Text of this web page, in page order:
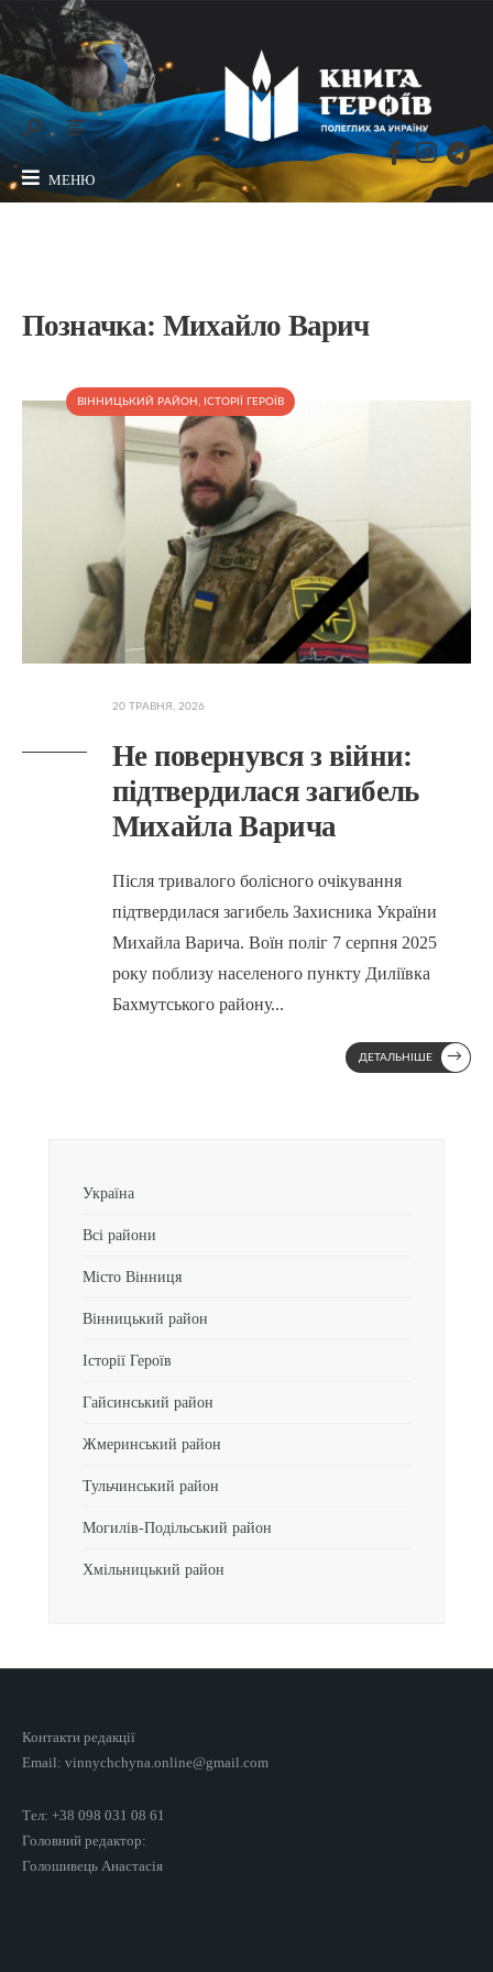
МЕНЮ
Позначка: Михайло Варич
ВІННИЦЬКИЙ РАЙОН , ІСТОРІЇ ГЕРОЇВ
20 ТРАВНЯ, 2026
Не повернувся з війни:
підтвердилася загибель
Михайла Варича
Після тривалого болісного очікування
підтвердилася загибель Захисника України
Михайла Варича. Воїн поліг 7 серпня 2025
року поблизу населеного пункту Диліївка
Бахмутського району...
ДЕТАЛЬНІШЕ →
Україна
Всі райони
Місто Вінниця
Вінницький район
Історії Героїв
Гайсинський район
Жмеринський район
Тульчинський район
Могилів-Подільський район
Хмільницький район
Контакти редакції
Email: vinnychchyna.online@gmail.com
Тел: +38 098 031 08 61
Головний редактор:
Голошивець Анастасія